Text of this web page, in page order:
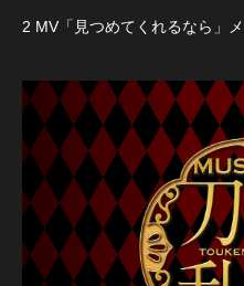
2 MV「見つめてくれるなら」